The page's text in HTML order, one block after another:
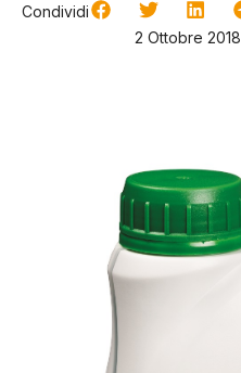
Condividi
2 Ottobre 2018